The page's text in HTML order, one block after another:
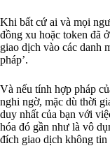
Khi bất cứ ai và mọi
đồng xu hoặc token đã
giao dịch vào các danh
pháp’.
Và nếu tính hợp pháp
nghi ngờ, mặc dù thời
duy nhất của bạn với
hóa đó gần như là vô
đích giao dịch không tin